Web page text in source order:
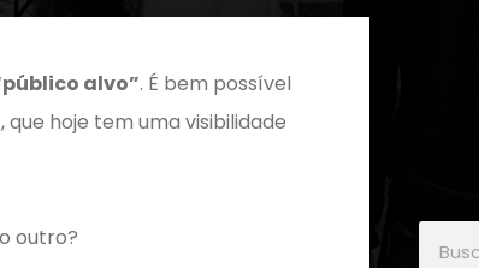
alvo”. É bem possível
, que hoje tem uma visibilidade
outro?